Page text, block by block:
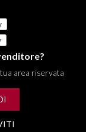
area riservata